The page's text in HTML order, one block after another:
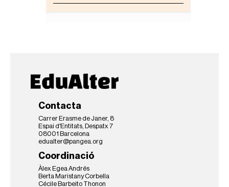
Contacta
Carrer Erasme de Janer, 8
Espai d'Entitats, Despatx 7
08001 Barcelona
edualter@pangea.org
Coordinació
Àlex Egea Andrés
Berta Maristany Corbella
Cécile Barbeito Thonon